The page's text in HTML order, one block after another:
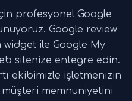
profesyonel Google
Google review
ile Google My
sitenize entegre edin.
ekibimizle işletmenizin
memnuniyetini